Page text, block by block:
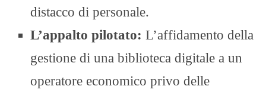
distacco di personale.
L’appalto pilotato: L’affidamento della
gestione di una biblioteca digitale a un
operatore economico privo delle